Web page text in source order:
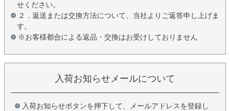
せください。
２．返送または交換方法について、当社よりご返答申し上げま
す。
※お客様都合による返品・交換はお受けしておりません
入荷お知らせメールについて
入荷お知らせボタンを押下して、メールアドレスを登録し